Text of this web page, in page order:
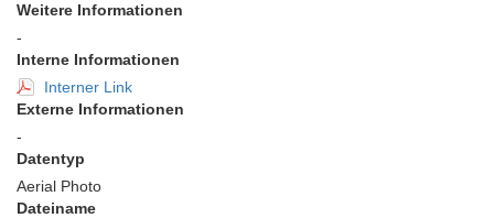
Weitere Informationen
-
Interne Informationen
Interner Link
Externe Informationen
-
Datentyp
Aerial Photo
Dateiname